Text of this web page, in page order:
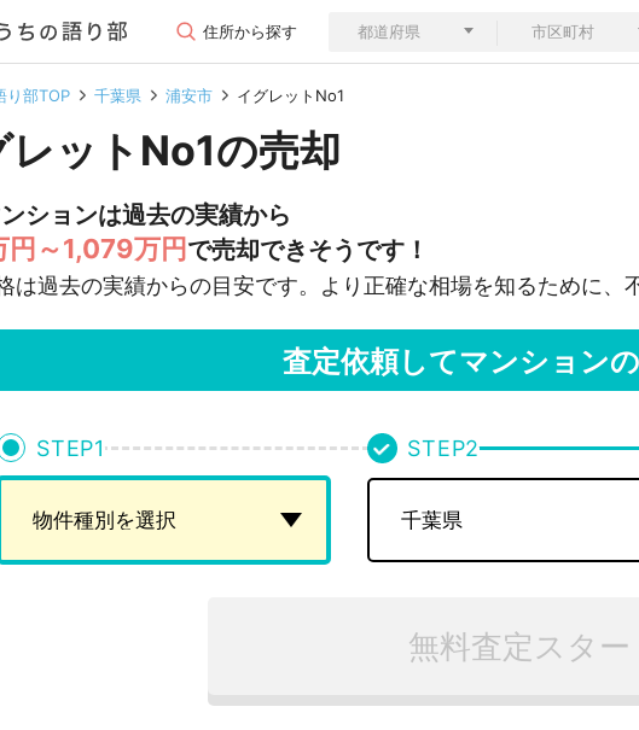
住所から探す
り部TOP 千葉県 浦安市 イグレットNo1
レットNo1の売却
ションは過去の実績から
～1,079万円 で売却できそうです！
は過去の実績からの目安です。より正確な相場を知るために、
査定依頼してマンション
STEP1 STEP2
無料査定スター